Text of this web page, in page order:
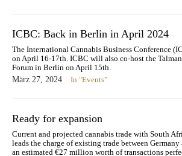
ICBC: Back in Berlin in April 2024
The International Cannabis Business Conference
on April 16-17th. ICBC will also co-host the
Forum in Berlin on April 15th.
März 27, 2024
In "Events"
Ready for expansion
Current and projected cannabis trade with South
leads the charge of existing trade between
an estimated €27 million worth of transactions